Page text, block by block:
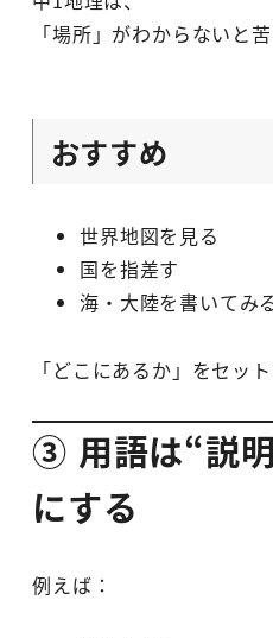
「場所」がわからないと
おすすめ
世界地図を見る
国を指差す
海・大陸を書いてみ
「どこにあるか」をセット
③ 用語は“説
にする
例えば：